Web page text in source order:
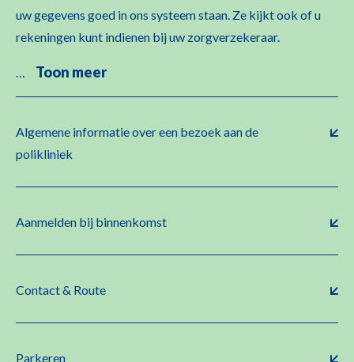
uw gegevens goed in ons systeem staan. Ze kijkt ook of u
rekeningen kunt indienen bij uw zorgverzekeraar.
… Toon meer
Algemene informatie over een bezoek aan de
polikliniek
Aanmelden bij binnenkomst
Contact & Route
Parkeren